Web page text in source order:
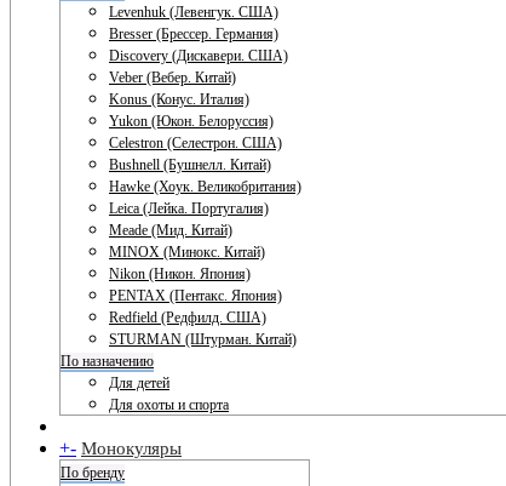
Levenhuk (Левенгук. США)
Bresser (Брессер. Германия)
Discovery (Дискавери. США)
Veber (Вебер. Китай)
Konus (Конус. Италия)
Yukon (Юкон. Белоруссия)
Celestron (Селестрон. США)
Bushnell (Бушнелл. Китай)
Hawke (Хоук. Великобритания)
Leica (Лейка. Португалия)
Meade (Мид. Китай)
MINOX (Минокс. Китай)
Nikon (Никон. Япония)
PENTAX (Пентакс. Япония)
Redfield (Редфилд. США)
STURMAN (Штурман. Китай)
По назначению
Для детей
Для охоты и спорта
+- Монокуляры
По бренду